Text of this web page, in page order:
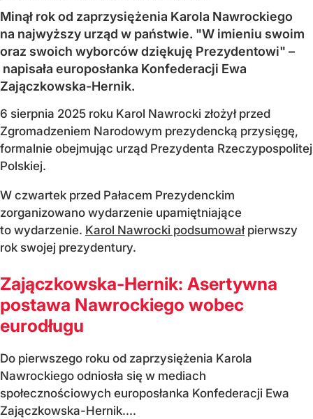
Minął rok od zaprzysiężenia Karola Nawrockiego
na najwyższy urząd w państwie. "W imieniu swoim
oraz swoich wyborców dziękuję Prezydentowi" –
napisała europosłanka Konfederacji Ewa
Zajączkowska-Hernik.
6 sierpnia 2025 roku Karol Nawrocki złożył przed
Zgromadzeniem Narodowym prezydencką przysięgę,
formalnie obejmując urząd Prezydenta Rzeczypospolitej
Polskiej.
W czwartek przed Pałacem Prezydenckim
zorganizowano wydarzenie upamiętniające
to wydarzenie. Karol Nawrocki podsumowałpierwszy
rok swojej prezydentury.
Zajączkowska-Hernik: Asertywna
postawa Nawrockiego wobec
eurodługu
Do pierwszego roku od zaprzysiężenia Karola
Nawrockiego odniosła się w mediach
społecznościowych europosłanka Konfederacji Ewa
Zajączkowska-Hernik....